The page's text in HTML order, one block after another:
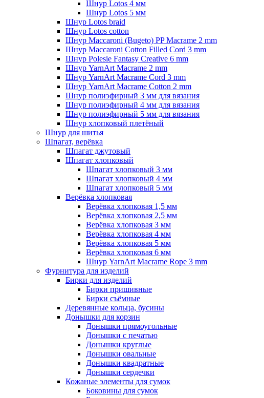
Шнур Lotos 4 мм
Шнур Lotos 5 мм
Шнур Lotos braid
Шнур Lotos cotton
Шнур Maccaroni (Bugeto) PP Macrame 2 mm
Шнур Maccaroni Cotton Filled Cord 3 mm
Шнур Polesie Fantasy Creative 6 mm
Шнур YarnArt Macrame 2 mm
Шнур YarnArt Macrame Cord 3 mm
Шнур YarnArt Macrame Cotton 2 mm
Шнур полиэфирный 3 мм для вязания
Шнур полиэфирный 4 мм для вязания
Шнур полиэфирный 5 мм для вязания
Шнур хлопковый плетёный
Шнур для шитья
Шпагат, верёвка
Шпагат джутовый
Шпагат хлопковый
Шпагат хлопковый 3 мм
Шпагат хлопковый 4 мм
Шпагат хлопковый 5 мм
Верёвка хлопковая
Верёвка хлопковая 1,5 мм
Верёвка хлопковая 2,5 мм
Верёвка хлопковая 3 мм
Верёвка хлопковая 4 мм
Верёвка хлопковая 5 мм
Верёвка хлопковая 6 мм
Шнур YarnArt Macrame Rope 3 mm
Фурнитура для изделий
Бирки для изделий
Бирки пришивные
Бирки съёмные
Деревянные кольца, бусины
Донышки для корзин
Донышки прямоугольные
Донышки с печатью
Донышки круглые
Донышки овальные
Донышки квадратные
Донышки сердечки
Кожаные элементы для сумок
Боковины для сумок